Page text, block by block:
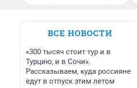
ВСЕ НОВОСТИ
«300 тысяч стоит тур и в
Турцию, и в Сочи».
Рассказываем, куда россияне
едут в отпуск этим летом